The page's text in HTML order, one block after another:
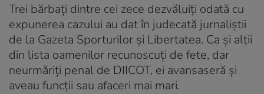
Trei bărbați dintre cei zece dezvăluiți odată cu
expunerea cazului au dat în judecată jurnaliștii
de la Gazeta Sporturilor și Libertatea. Ca și alții
din lista oamenilor recunoscuți de fete, dar
neurmăriți penal de DIICOT, ei avansaseră și
aveau funcții sau afaceri mai mari.